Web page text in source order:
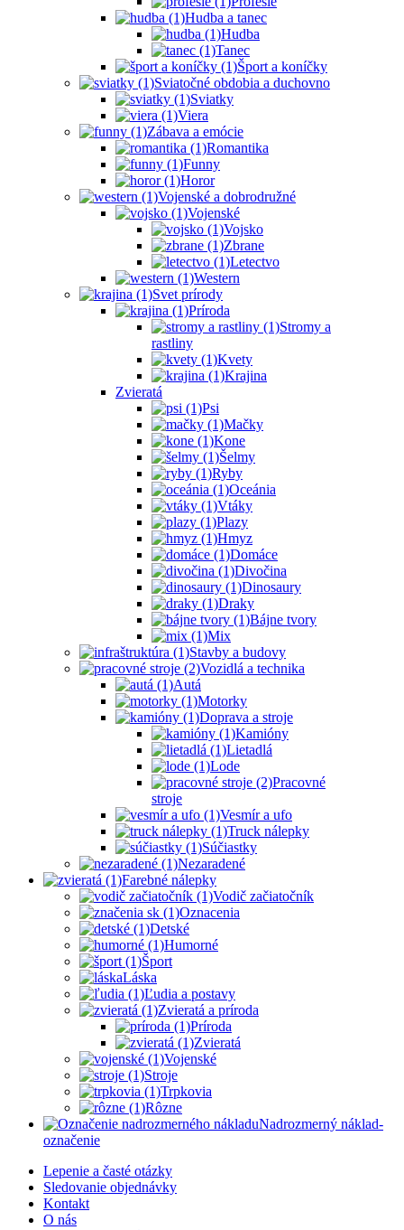
Hudba a tanec
Hudba
Tanec
Šport a koníčky
Sviatočné obdobia a duchovno
Sviatky
Viera
Zábava a emócie
Romantika
Funny
Horor
Vojenské a dobrodružné
Vojenské
Vojsko
Zbrane
Letectvo
Western
Svet prírody
Príroda
Stromy a
rastliny
Kvety
Krajina
Zvieratá
Psi
Mačky
Kone
Šelmy
Ryby
Oceánia
Vtáky
Plazy
Hmyz
Domáce
Divočina
Dinosaury
Draky
Bájne tvory
Mix
Stavby a budovy
Vozidlá a technika
Autá
Motorky
Doprava a stroje
Kamióny
Lietadlá
Lode
Pracovné
stroje
Vesmír a ufo
Truck nálepky
Súčiastky
Nezaradené
Farebné nálepky
Vodič začiatočník
Oznacenia
Detské
Humorné
Šport
Láska
Ľudia a postavy
Zvieratá a príroda
Príroda
Zvieratá
Vojenské
Stroje
Trpkovia
Rôzne
Nadrozmerný náklad-
označenie
Lepenie a časté otázky
Sledovanie objednávky
Kontakt
O nás